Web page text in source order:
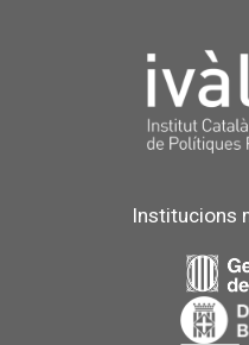
Institucions